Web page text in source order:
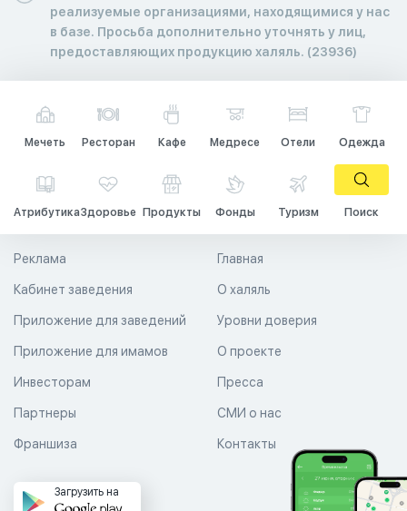
реализуемые организациями, находящимися у нас
в базе. Просьба дополнительно уточнять у лиц,
предоставляющих продукцию халяль. (23936)
Мечеть Ресторан Кафе Медресе Отели Одежда
АтрибутикаЗдоровье Продукты Фонды Туризм Поиск
Главная
О халяль
Уровни доверия
Реклама
Кабинет заведения
Приложение для заведений
Приложение для имамов О проекте
Пресса
СМИ о нас
Контакты
Инвесторам
Партнеры
Франшиза
Загрузить на